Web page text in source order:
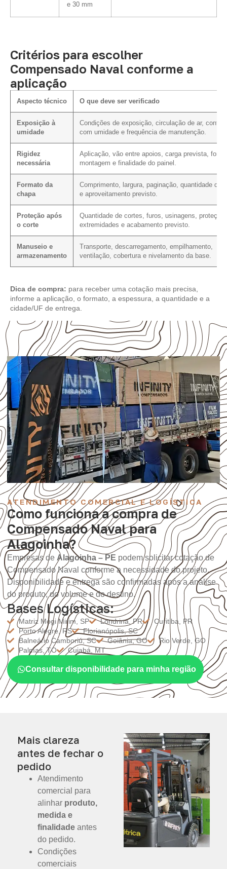
e 30 mm
Critérios para escolher
Compensado Naval conforme a
aplicação
Aspecto técnico O que deve ser verificado
Exposição à
umidade
Condições de exposição, circulação de ar, contato
com umidade e frequência de manutenção.
Rigidez
necessária
Aplicação, vão entre apoios, carga prevista,
montagem e finalidade do painel.
Formato da
chapa
Comprimento, largura, paginação, quantidade de
e aproveitamento previsto.
Proteção após
o corte
Quantidade de cortes, furos, usinagens, proteção
extremidades e acabamento previsto.
Manuseio e
armazenamento
Transporte, descarregamento, empilhamento,
ventilação, cobertura e nivelamento da base.
Dica de compra: para receber uma cotação mais precisa,
informe a aplicação, o formato, a espessura, a quantidade e a
cidade/UF de entrega.
ATENDIMENTO COMERCIAL E LOGÍSTICA
Como funciona a compra de
Compensado Naval para
Alagoinha?
Empresas de Alagoinha – PE podem solicitar cotação de
Compensado Naval conforme a necessidade do projeto.
Disponibilidade e entrega são confirmadas após a análise
do produto, do volume e do destino.
Bases Logísticas:
Matriz Mogi Mirim, SP Londrina, PR
Curitiba, PR
Porto Alegre, RS
Florianópolis, SC
Balneário Camboriú, SC
Goiânia, GO
Rio Verde, GO
Palmas, TO
Cuiabá, MT
Consultar disponibilidade para minha região
Mais clareza
antes de fechar o
pedido
Atendimento
comercial para
alinhar produto,
medida e
finalidade antes
do pedido.
Condições
comerciais